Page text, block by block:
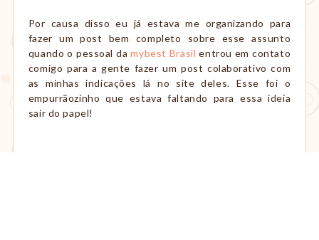
Por causa disso eu já estava me organizando para
fazer um post bem completo sobre esse assunto
quando o pessoal damybest Brasil entrou em contato
comigo para a gente fazer um post colaborativo com
as minhas indicações lá no site deles. Esse foi o
empurrãozinho que estava faltando para essa ideia
sair do papel!